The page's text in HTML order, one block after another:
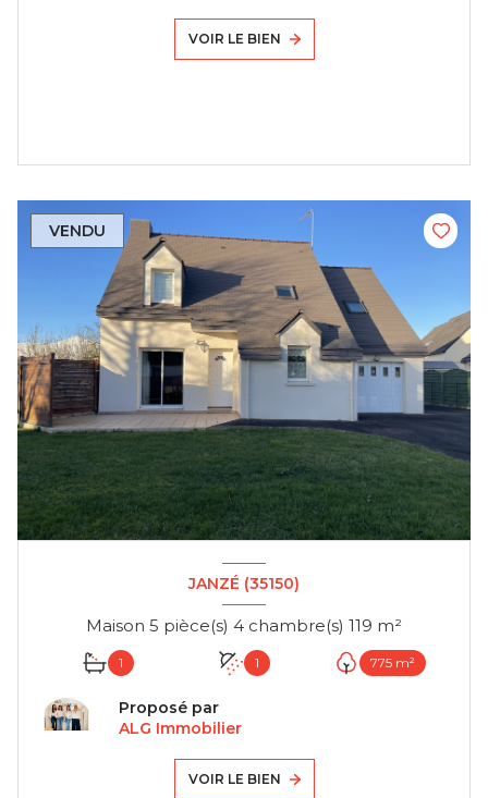
VOIR LE BIEN
VENDU
JANZÉ (35150)
Maison 5 pièce(s) 4 chambre(s) 119 m²
1 1 775 m²
Proposé par
ALG Immobilier
VOIR LE BIEN